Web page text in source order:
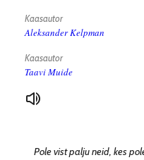
Kaasautor
Aleksander Kelpman
Kaasautor
Taavi Muide
Pole vist palju neid, kes